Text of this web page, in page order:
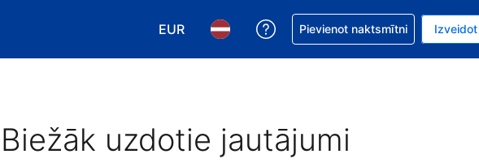
EUR
Izvēlēties valūtu. Jūsu pašreizējā valūta ir Eiro.
Izvēlēties valodu. Jūsu pašreizējā valoda
Saņemiet palīdzību saistībā ar
Pievienot naktsmītni
Biežāk uzdotie jautājumi